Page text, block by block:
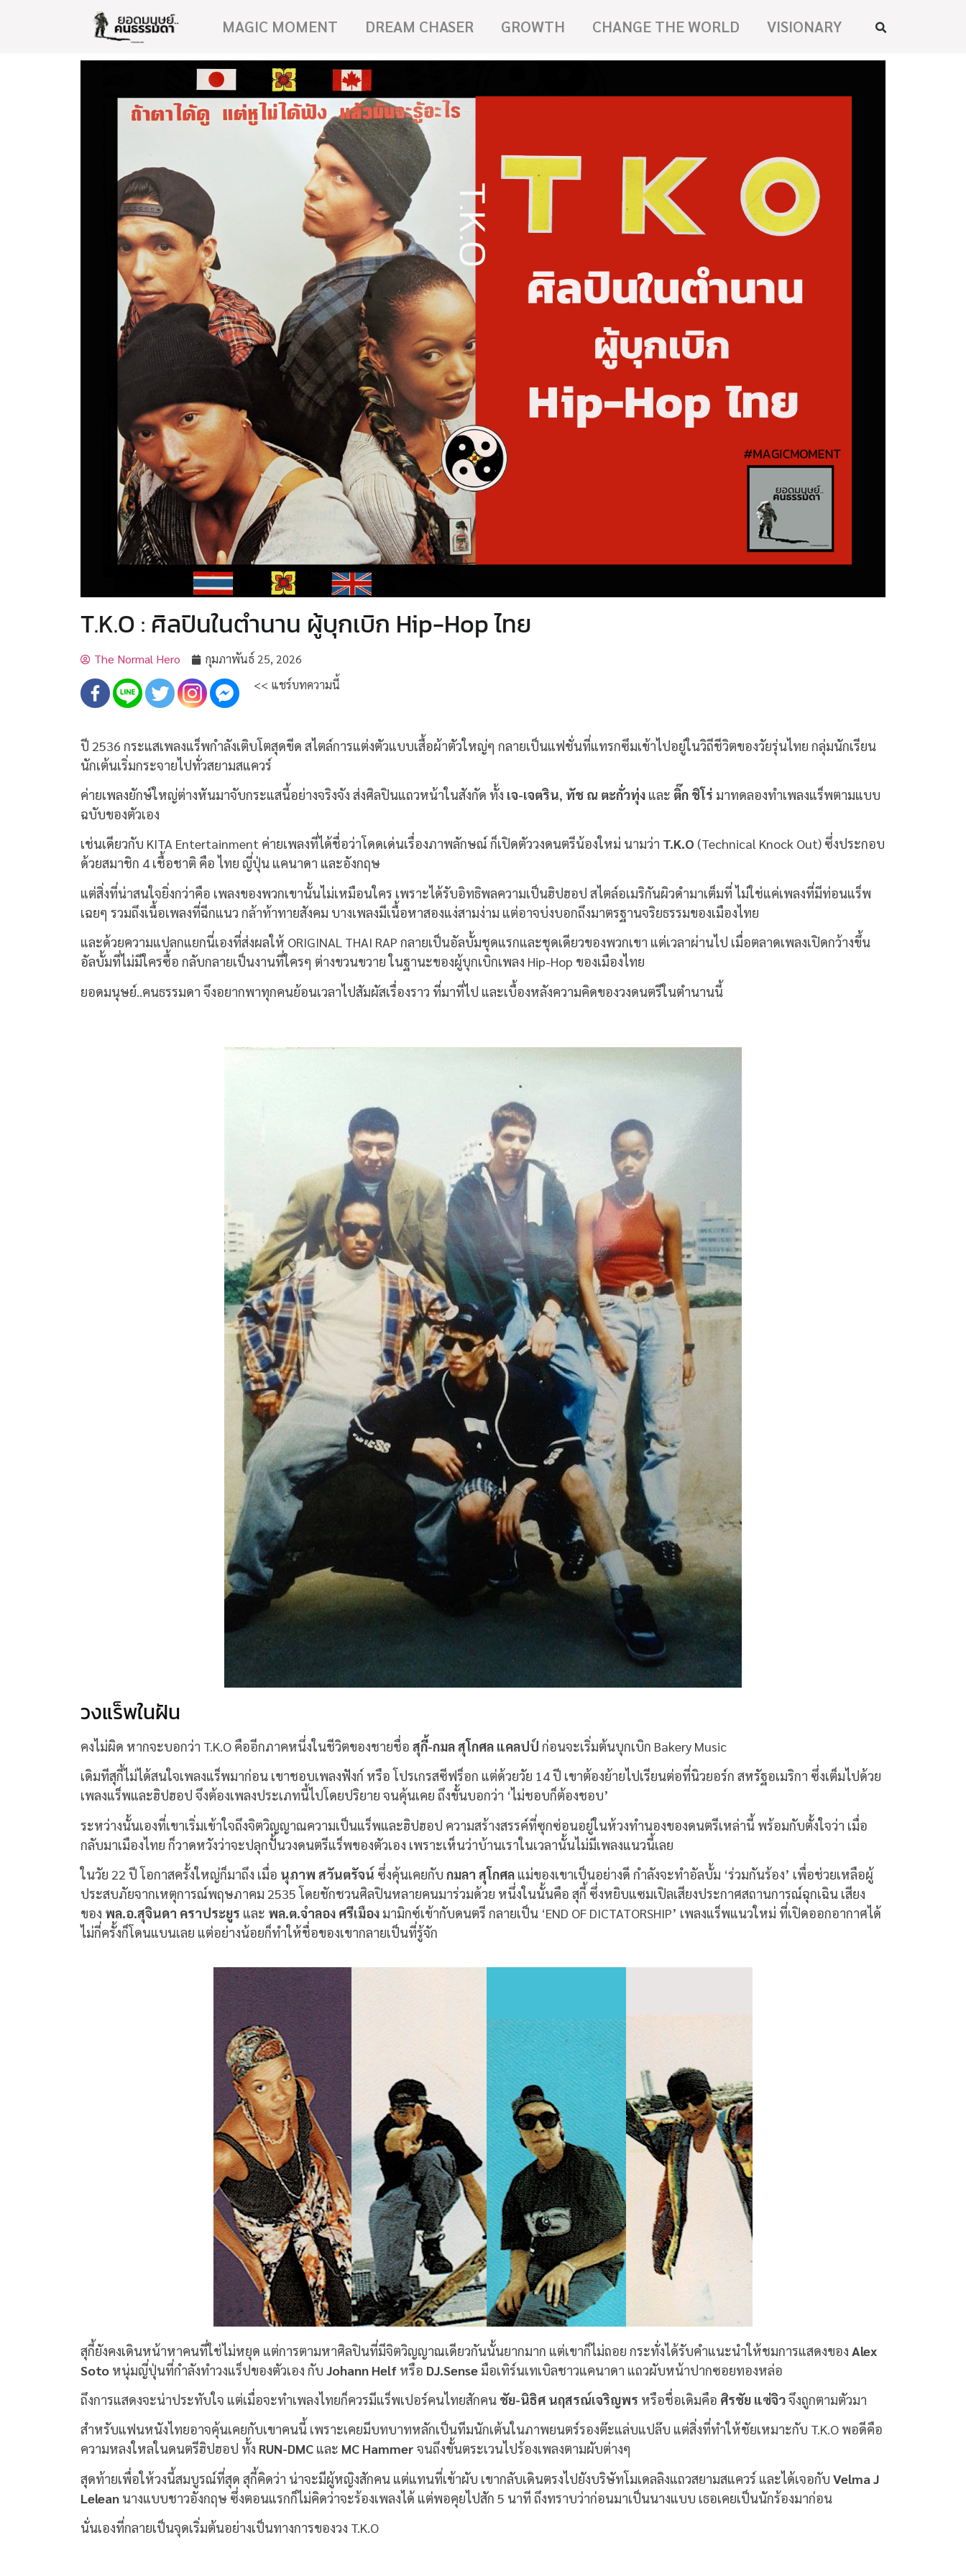
MAGIC MOMENT DREAM CHASER GROWTH CHANGE THE WORLD VISIONARY
T.K.O : ศิลปินในตำนาน ผู้บุกเบิก Hip-Hop ไทย
The Normal Hero
กุมภาพันธ์ 25, 2026
<< แชร์บทความนี้
ปี 2536 กระแสเพลงแร็พกำลังเติบโตสุดขีด สไตล์การแต่งตัวแบบเสื้อผ้าตัวใหญ่ๆ กลายเป็นแฟชั่นที่แทรกซึมเข้าไปอยู่ในวิถีชีวิตของวัยรุ่นไทย กลุ่มนักเรียน
นักเต้นเริ่มกระจายไปทั่วสยามสแควร์
ค่ายเพลงยักษ์ใหญ่ต่างหันมาจับกระแสนี้อย่างจริงจัง ส่งศิลปินแถวหน้าในสังกัด ทั้ง เจ-เจตริน, ทัช ณ ตะกั่วทุ่ง และ ติ๊ก ชิโร่ มาทดลองทำเพลงแร็พตามแบบ
ฉบับของตัวเอง
เช่นเดียวกับ KITA Entertainment ค่ายเพลงที่ได้ชื่อว่าโดดเด่นเรื่องภาพลักษณ์ ก็เปิดตัววงดนตรีน้องใหม่ นามว่า T.K.O (Technical Knock Out) ซึ่งประกอบ
ด้วยสมาชิก 4 เชื้อชาติ คือ ไทย ญี่ปุ่น แคนาดา และอังกฤษ
แต่สิ่งที่น่าสนใจยิ่งกว่าคือ เพลงของพวกเขานั้นไม่เหมือนใคร เพราะได้รับอิทธิพลความเป็นฮิปฮอป สไตล์อเมริกันผิวดำมาเต็มที่ ไม่ใช่แค่เพลงที่มีท่อนแร็พ
เฉยๆ รวมถึงเนื้อเพลงที่ฉีกแนว กล้าท้าทายสังคม บางเพลงมีเนื้อหาสองแง่สามง่าม แต่อาจบ่งบอกถึงมาตรฐานจริยธรรมของเมืองไทย
และด้วยความแปลกแยกนี่เองที่ส่งผลให้ ORIGINAL THAI RAP กลายเป็นอัลบั้มชุดแรกและชุดเดียวของพวกเขา แต่เวลาผ่านไป เมื่อตลาดเพลงเปิดกว้างขึ้น
อัลบั้มที่ไม่มีใครซื้อ กลับกลายเป็นงานที่ใครๆ ต่างขวนขวาย ในฐานะของผู้บุกเบิกเพลง Hip-Hop ของเมืองไทย
ยอดมนุษย์ คนธรรมดา จึงอยากพาทุกคนย้อนเวลาไปสัมผัสเรื่องราว ที่มาที่ไป และเบื้องหลังความคิดของวงดนตรีในตำนานนี้
วงแร็พในฝัน
คงไม่ผิด หากจะบอกว่า T.K.O คืออีกภาคหนึ่งในชีวิตของชายชื่อ สุกี้-กมล สุโกศล แคลปป์ ก่อนจะเริ่มต้นบุกเบิก Bakery Music
เดิมทีสุกี้ไม่ได้สนใจเพลงแร็พมาก่อน เขาชอบเพลงฟังก์ หรือ โปรเกรสซีฟร็อก แต่ด้วยวัย 14 ปี เขาต้องย้ายไปเรียนต่อที่นิวยอร์ก สหรัฐอเมริกา ซึ่งเต็มไปด้วย
เพลงแร็พและฮิปฮอป จึงต้องเพลงประเภทนี้ไปโดยปริยาย จนคุ้นเคย ถึงขั้นบอกว่า ‘ไม่ชอบก็ต้องชอบ’
ระหว่างนั้นเองที่เขาเริ่มเข้าใจถึงจิตวิญญาณความเป็นแร็พและฮิปฮอป ความสร้างสรรค์ที่ซุกซ่อนอยู่ในห้วงทำนองของดนตรีเหล่านี้ พร้อมกับตั้งใจว่า เมื่อ
กลับมาเมืองไทย ก็วาดหวังว่าจะปลุกปั้นวงดนตรีแร็พของตัวเอง เพราะเห็นว่าบ้านเราในเวลานั้นไม่มีเพลงแนวนี้เลย
ในวัย 22 ปี โอกาสครั้งใหญ่ก็มาถึง เมื่อ นุภาพ สวันตรัจน์ ซึ่งคุ้นเคยกับ กมลา สุโกศล แม่ของเขาเป็นอย่างดี กำลังจะทำอัลบั้ม ‘ร่วมกันร้อง’ เพื่อช่วยเหลือผู้
ประสบภัยจากเหตุการณ์พฤษภาคม 2535 โดยชักชวนศิลปินหลายคนมาร่วมด้วย หนึ่งในนั้นคือ สุกี้ ซึ่งหยิบแซมเปิลเสียงประกาศสถานการณ์ฉุกเฉิน เสียง
ของ พล.อ.สุจินดา คราประยูร และ พล.ต.จำลอง ศรีเมือง มามิกซ์เข้ากับดนตรี กลายเป็น ‘END OF DICTATORSHIP’ เพลงแร็พแนวใหม่ ที่เปิดออกอากาศได้
ไม่กี่ครั้งก็โดนแบนเลย แต่อย่างน้อยก็ทำให้ชื่อของเขากลายเป็นที่รู้จัก
สุกี้ยังคงเดินหน้าหาคนที่ใช่ไม่หยุด แต่การตามหาศิลปินที่มีจิตวิญญาณเดียวกันนั้นยากมาก แต่เขาก็ไม่ถอย กระทั่งได้รับคำแนะนำให้ชมการแสดงของ Alex
Soto หนุ่มญี่ปุ่นที่กำลังทำวงแร็ปของตัวเอง กับ Johann Helf หรือ DJ.Sense มือเทิร์นเทเบิลชาวแคนาดา แถวผับหน้าปากซอยทองหล่อ
ถึงการแสดงจะน่าประทับใจ แต่เมื่อจะทำเพลงไทยก็ควรมีแร็พเปอร์คนไทยสักคน ชัย-นิธิศ นฤสรณ์เจริญพร หรือชื่อเดิมคือ ศิรชัย แซ่จิวจึงถูกตามตัวมา
สำหรับแฟนหนังไทยอาจคุ้นเคยกับเขาคนนี้ เพราะเคยมีบทบาทหลักเป็นทีมนักเต้นในภาพยนตร์รองต๊ะแล่บแปล๊บ แต่สิ่งที่ทำให้ชัยเหมาะกับ T.K.O พอดีคือ
ความหลงใหลในดนตรีฮิปฮอป ทั้ง RUN-DMC และ MC Hammer จนถึงขั้นตระเวนไปร้องเพลงตามผับต่างๆ
สุดท้ายเพื่อให้วงนี้สมบูรณ์ที่สุด สุกี้คิดว่า น่าจะมีผู้หญิงสักคน แต่แทนที่เข้าผับ เขากลับเดินตรงไปยังบริษัทโมเดลลิงแถวสยามสแควร์ และได้เจอกับ Velma J
Lelean นางแบบชาวอังกฤษ ซึ่งตอนแรกก็ไม่คิดว่าจะร้องเพลงได้ แต่พอคุยไปสัก 5 นาที ถึงทราบว่าก่อนมาเป็นนางแบบ เธอเคยเป็นนักร้องมาก่อน
นั่นเองที่กลายเป็นจุดเริ่มต้นอย่างเป็นทางการของวง T.K.O